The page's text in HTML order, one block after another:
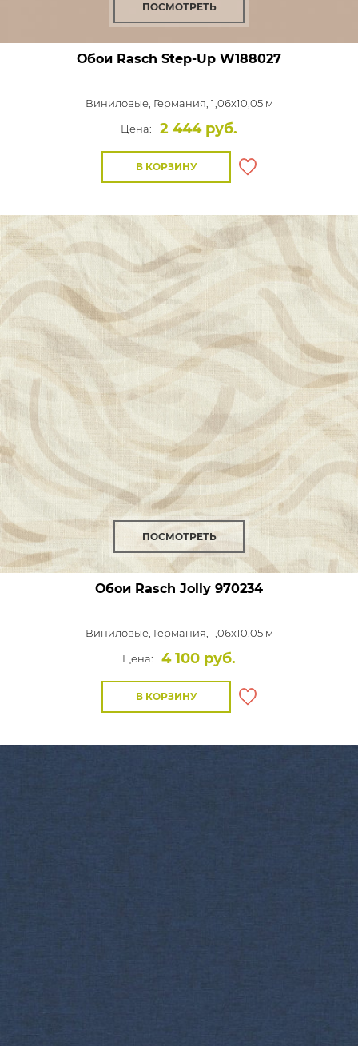
ПОСМОТРЕТЬ
Обои Rasch Step-Up W188027
Виниловые, Германия, 1,06x10,05 м
Цена:
2 444 руб.
В КОРЗИНУ
ПОСМОТРЕТЬ
Обои Rasch Jolly 970234
Виниловые, Германия, 1,06x10,05 м
Цена:
4 100 руб.
В КОРЗИНУ